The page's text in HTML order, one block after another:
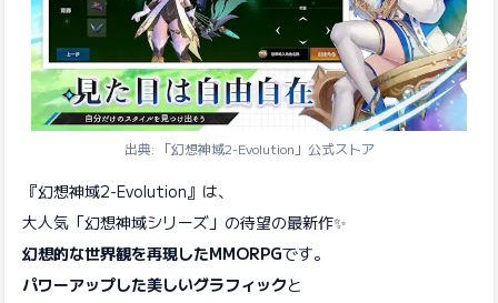
出典: 「幻想神域2-Evolution」公式ストア
『幻想神域2-Evolution』は、
大人気「幻想神域シリーズ」の待望の最新作✨
幻想的な世界観を再現したMMORPGです。
パワーアップした美しいグラフィックと